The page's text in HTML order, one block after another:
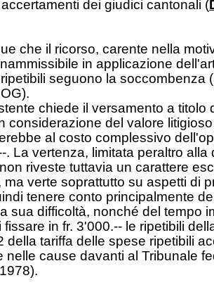
dei giudici cantonali (
che il ricorso, carente nella
in applicazione dell'
seguono la soccombenza (
).
chiede il versamento a titolo
considerazione del valore
al costo complessivo
. La vertenza, limitata peraltro alla
riveste tuttavia un carattere
ma verte soprattutto su aspetti di
tenere conto principalmente
sua difficoltà, nonché del tempo
fissare in fr. 3'000.-- le ripetibili
della tariffa delle spese ripetibili
nelle cause davanti al Tribunale